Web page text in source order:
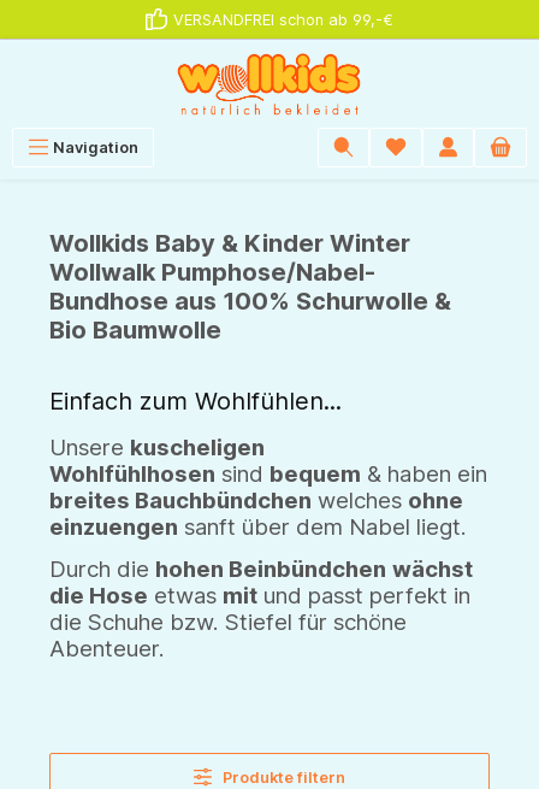
VERSANDFREI schon ab 99,-€
Navigation
Wollkids Baby & Kinder Winter
Wollwalk Pumphose/Nabel-
Bundhose aus 100% Schurwolle &
Bio Baumwolle
Einfach zum Wohlfühlen...
Unsere kuscheligen
Wohlfühlhosen sind bequem & haben ein
breites Bauchbündchen welches ohne
einzuengen sanft über dem Nabel liegt.
Durch die hohen Beinbündchen wächst
die Hose etwas mit und passt perfekt in
die Schuhe bzw. Stiefel für schöne
Abenteuer.
Produkte filtern